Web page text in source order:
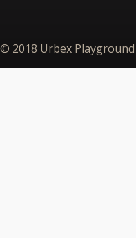
© 2018 Urbex